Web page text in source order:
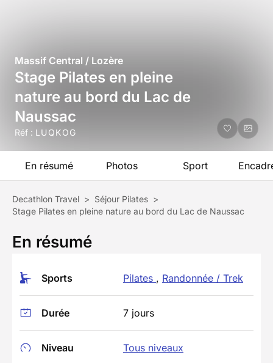
Massif Central / Lozère
Stage Pilates en pleine
nature au bord du Lac de
Naussac
Réf : LUQKOG
En résumé Photos Sport
Decathlon Travel > Séjour Pilates >
Stage Pilates en pleine nature au bord du Lac de Naussac
En résumé
Sports Pilates , Randonnée / Trek
Durée 7 jours
Niveau Tous niveaux